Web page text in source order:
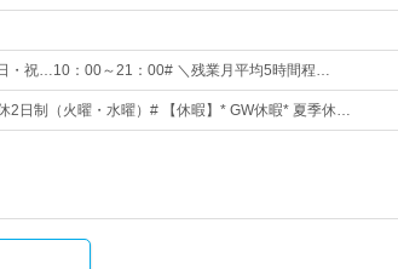
・祝…10：00～21：00# ＼残業月平均5時間程…
日制（火曜・水曜）# 【休暇】* GW休暇* 夏季休…